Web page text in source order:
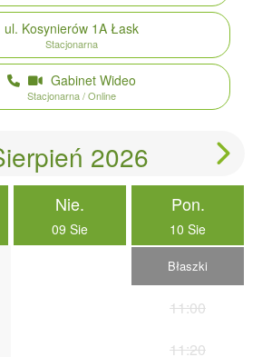
ul. Kosynierów 1A Łask
Stacjonarna
Gabinet Wideo
Stacjonarna / Online
2026
Nie.
09 Sie
Pon.
10 Sie
Błaszki
11:00
11:20